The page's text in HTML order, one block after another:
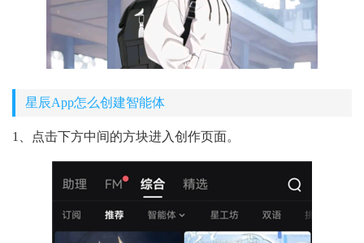
星辰App怎么创建智能体
1、点击下方中间的方块进入创作页面。